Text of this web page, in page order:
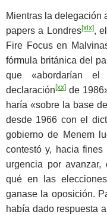
Mientras la delegación
papers a Londres[xix],
Fire Focus en
fórmula británica del
que «abordarían
declaración [xx] de
haría «sobre la base
desde 1966 con el
gobierno de Menem
contestó y, hacia
urgencia por
qué en las
ganase la oposición.
había dado respuesta